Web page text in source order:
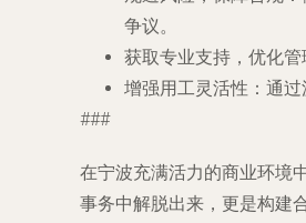
争议。
获取专业支持，优化管
增强用工灵活性 ：通
###
在宁波充满活力的商业环境
事务中解脱出来，更是构建